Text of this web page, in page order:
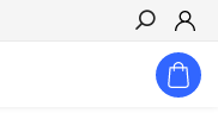
Hledat